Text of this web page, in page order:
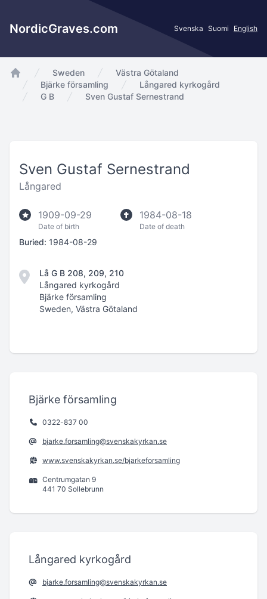
NordicGraves.com Svenska Suomi English
app.Start
Sweden
Västra Götaland
Bjärke församling
Långared kyrkogård
G B
Sven Gustaf Sernestrand
Sven Gustaf Sernestrand
Långared
1909-09-29
Date of birth
1984-08-18
Date of death
Buried: 1984-08-29
Lå G B 208, 209, 210
Långared kyrkogård
Bjärke församling
Sweden, Västra Götaland
Bjärke församling
0322-837 00
bjarke.forsamling@svenskakyrkan.se
www.svenskakyrkan.se/bjarkeforsamling
Centrumgatan 9
441 70 Sollebrunn
Långared kyrkogård
bjarke.forsamling@svenskakyrkan.se